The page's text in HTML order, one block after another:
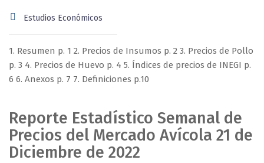
Estudios Económicos
1. Resumen p. 1 2. Precios de Insumos p. 2 3. Precios de Pollo
p. 3 4. Precios de Huevo p. 4 5. Índices de precios de INEGI p.
6 6. Anexos p. 7 7. Definiciones p.10
Reporte Estadístico Semanal de
Precios del Mercado Avícola 21 de
Diciembre de 2022